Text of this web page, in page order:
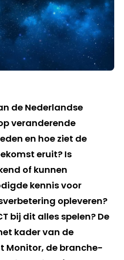
de Nederlandse
veranderende
en hoe ziet de
eruit? Is
of kunnen
kennis voor
opleveren?
bij dit alles spelen? De
kader van de
Monitor, de branche-